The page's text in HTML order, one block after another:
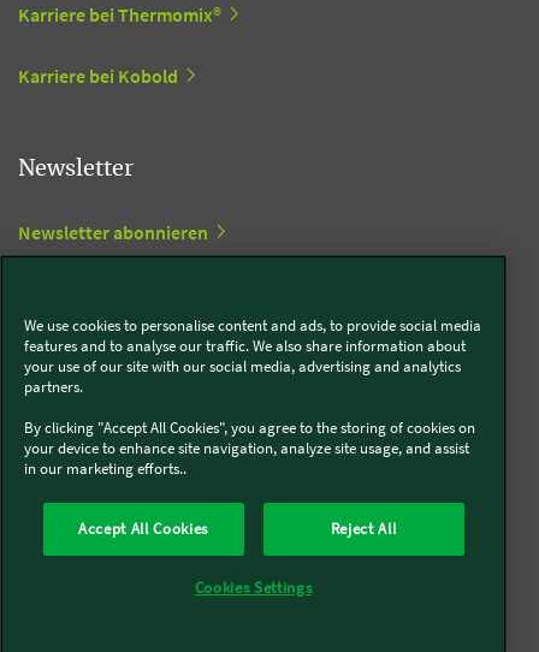
Karriere bei Thermomix®
Karriere bei Kobold
Newsletter
Newsletter abonnieren
Social Media
Kobold
Thermomix®
We use cookies to personalise content and ads, to provide social media
features and to analyse our traffic. We also share information about
your use of our site with our social media, advertising and analytics
partners.
By clicking "Accept All Cookies", you agree to the storing of cookies on
your device to enhance site navigation, analyze site usage, and assist
in our marketing efforts..
Accept All Cookies Reject All
Cookies Settings